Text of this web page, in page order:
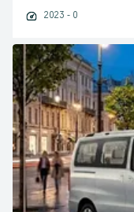
2023 - 0